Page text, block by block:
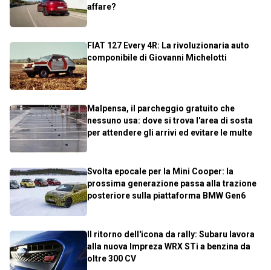
affare?
FIAT 127 Every 4R: La rivoluzionaria auto
componibile di Giovanni Michelotti
Malpensa, il parcheggio gratuito che
nessuno usa: dove si trova l'area di sosta
per attendere gli arrivi ed evitare le multe
Svolta epocale per la Mini Cooper: la
prossima generazione passa alla trazione
posteriore sulla piattaforma BMW Gen6
Il ritorno dell'icona da rally: Subaru lavora
alla nuova Impreza WRX STi a benzina da
oltre 300 CV